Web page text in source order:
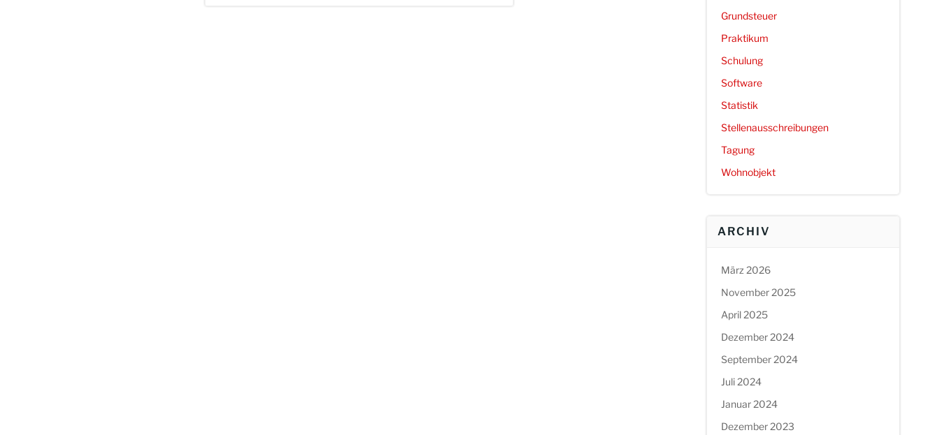
Grundsteuer
Praktikum
Schulung
Software
Statistik
Stellenausschreibungen
Tagung
Wohnobjekt
ARCHIV
März 2026
November 2025
April 2025
Dezember 2024
September 2024
Juli 2024
Januar 2024
Dezember 2023